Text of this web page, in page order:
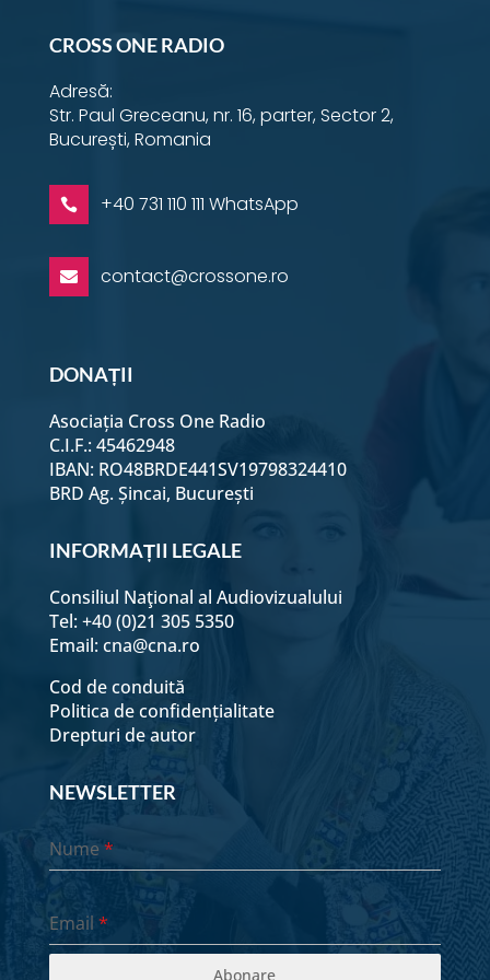
28 Iunie - Dimineața
29 Iunie - Dimineața
30 Iunie - Dimineața
1 Iulie - Dimineața
01 Iulie - Seara
CROSS ONE RADIO
Adresă:
Str. Paul Greceanu, nr. 16, parter, Sector 2,
București, Romania
 +40 731 110 111 WhatsApp
 contact@crossone.ro
DONAȚII
Asociația Cross One Radio
C.I.F.: 45462948
IBAN: RO48BRDE441SV19798324410
BRD Ag. Șincai, București
INFORMAȚII LEGALE
Consiliul Naţional al Audiovizualului
Tel: +40 (0)21 305 5350
Email: cna@cna.ro
Cod de conduită
Politica de confidențialitate
Drepturi de autor
NEWSLETTER
Nume*
Email *
Abonare